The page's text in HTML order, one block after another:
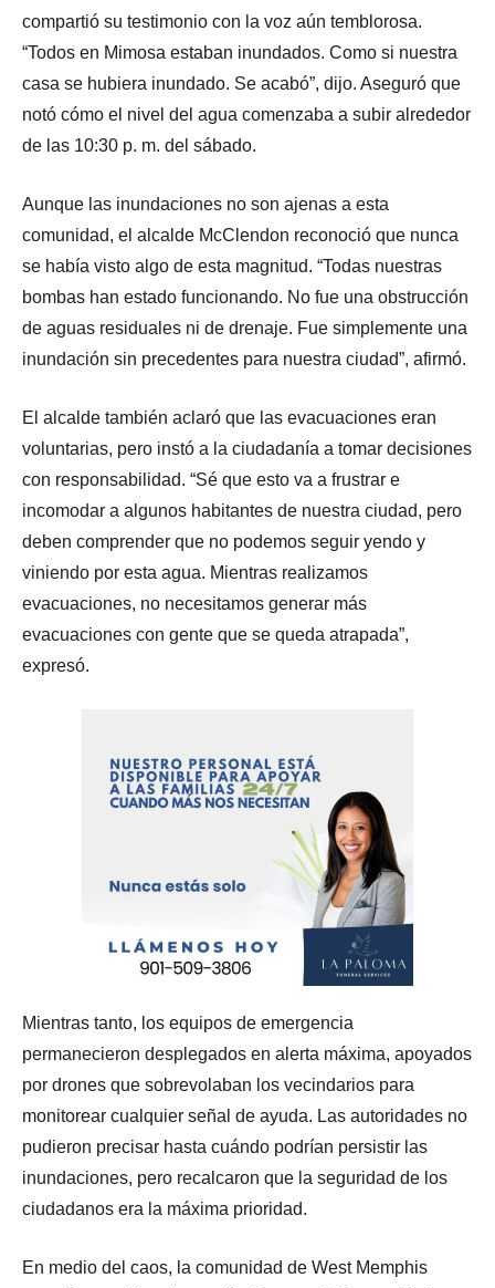
compartió su testimonio con la voz aún temblorosa.
“Todos en Mimosa estaban inundados. Como si nuestra
casa se hubiera inundado. Se acabó”, dijo. Aseguró que
notó cómo el nivel del agua comenzaba a subir alrededor
de las 10:30 p. m. del sábado.
Aunque las inundaciones no son ajenas a esta
comunidad, el alcalde McClendon reconoció que nunca
se había visto algo de esta magnitud. “Todas nuestras
bombas han estado funcionando. No fue una obstrucción
de aguas residuales ni de drenaje. Fue simplemente una
inundación sin precedentes para nuestra ciudad”, afirmó.
El alcalde también aclaró que las evacuaciones eran
voluntarias, pero instó a la ciudadanía a tomar decisiones
con responsabilidad. “Sé que esto va a frustrar e
incomodar a algunos habitantes de nuestra ciudad, pero
deben comprender que no podemos seguir yendo y
viniendo por esta agua. Mientras realizamos
evacuaciones, no necesitamos generar más
evacuaciones con gente que se queda atrapada”,
expresó.
Mientras tanto, los equipos de emergencia
permanecieron desplegados en alerta máxima, apoyados
por drones que sobrevolaban los vecindarios para
monitorear cualquier señal de ayuda. Las autoridades no
pudieron precisar hasta cuándo podrían persistir las
inundaciones, pero recalcaron que la seguridad de los
ciudadanos era la máxima prioridad.
En medio del caos, la comunidad de West Memphis